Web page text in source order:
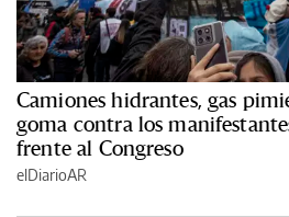
Camiones hidrantes, gas
goma contra los
frente al Congreso
elDiarioAR